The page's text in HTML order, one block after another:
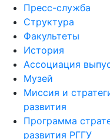
Пресс-служба
Структура
Факультеты
История
Ассоциация
Музей
Миссия и
развития
Программа
развития РГГУ